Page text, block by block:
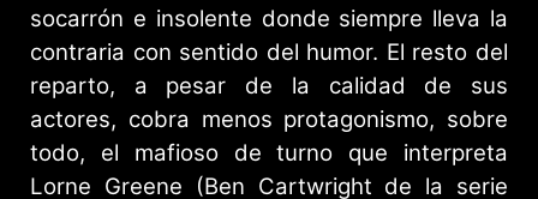
socarrón e insolente donde siempre lleva la
contraria con sentido del humor. El resto del
reparto, a pesar de la calidad de sus
actores, cobra menos protagonismo, sobre
todo, el mafioso de turno que interpreta
Lorne Greene (Ben Cartwright de la serie